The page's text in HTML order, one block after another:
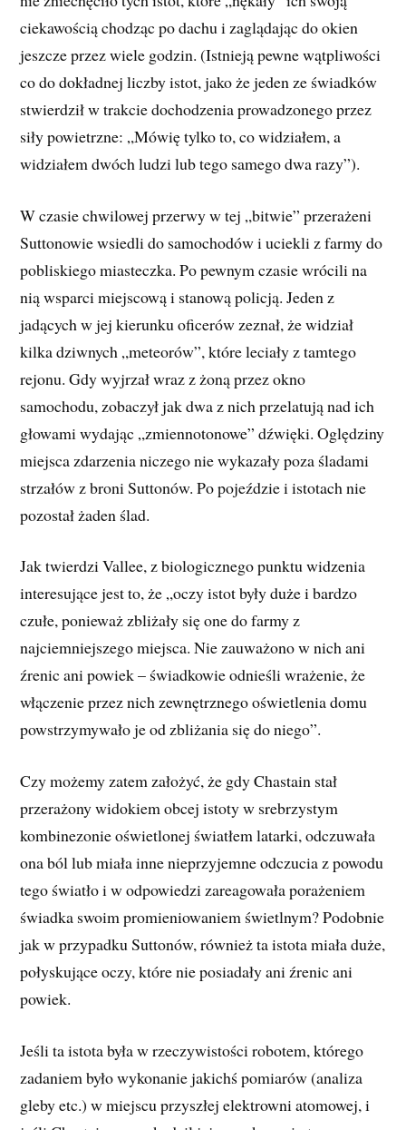
ciekawością chodząc po dachu i zaglądając do okien
jeszcze przez wiele godzin. (Istnieją pewne wątpliwości
co do dokładnej liczby istot, jako że jeden ze świadków
stwierdził w trakcie dochodzenia prowadzonego przez
siły powietrzne: „Mówię tylko to, co widziałem, a
widziałem dwóch ludzi lub tego samego dwa razy”).
W czasie chwilowej przerwy w tej „bitwie” przerażeni
Suttonowie wsiedli do samochodów i uciekli z farmy do
pobliskiego miasteczka. Po pewnym czasie wrócili na
nią wsparci miejscową i stanową policją. Jeden z
jadących w jej kierunku oficerów zeznał, że widział
kilka dziwnych „meteorów”, które leciały z tamtego
rejonu. Gdy wyjrzał wraz z żoną przez okno
samochodu, zobaczył jak dwa z nich przelatują nad ich
głowami wydając „zmiennotonowe” dźwięki. Oględziny
miejsca zdarzenia niczego nie wykazały poza śladami
strzałów z broni Suttonów. Po pojeździe i istotach nie
pozostał żaden ślad.
Jak twierdzi Vallee, z biologicznego punktu widzenia
interesujące jest to, że „oczy istot były duże i bardzo
czułe, ponieważ zbliżały się one do farmy z
najciemniejszego miejsca. Nie zauważono w nich ani
źrenic ani powiek – świadkowie odnieśli wrażenie, że
włączenie przez nich zewnętrznego oświetlenia domu
powstrzymywało je od zbliżania się do niego”.
Czy możemy zatem założyć, że gdy Chastain stał
przerażony widokiem obcej istoty w srebrzystym
kombinezonie oświetlonej światłem latarki, odczuwała
ona ból lub miała inne nieprzyjemne odczucia z powodu
tego światło i w odpowiedzi zareagowała porażeniem
świadka swoim promieniowaniem świetlnym? Podobnie
jak w przypadku Suttonów, również ta istota miała duże,
połyskujące oczy, które nie posiadały ani źrenic ani
powiek.
Jeśli ta istota była w rzeczywistości robotem, którego
zadaniem było wykonanie jakichś pomiarów (analiza
gleby etc.) w miejscu przyszłej elektrowni atomowej, i